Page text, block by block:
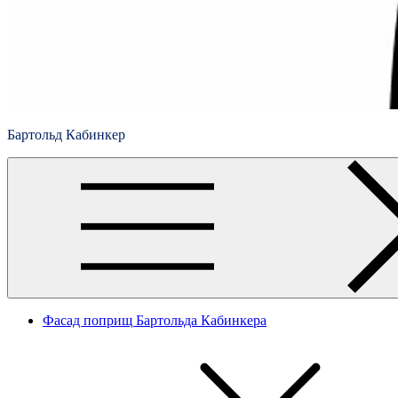
Бартольд Кабинкер
Фасад поприщ Бартольда Кабинкера